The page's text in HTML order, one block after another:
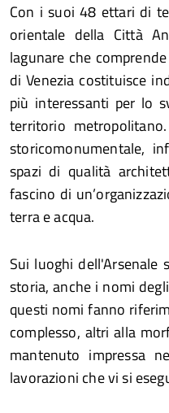
Con i suoi 48 ettari di
orientale della Città
lagunare che
di Venezia costituisce
più interessanti per lo
territorio
storicomonumentale,
spazi di qualità
fascino di
terra e acqua.
Sui luoghi dell'Arsenale
storia, anche i nomi
questi nomi fanno
complesso, altri alla
mantenuto impressa
lavorazioni che vi si